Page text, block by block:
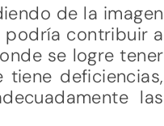
de la imagen
podría contribuir a
se logre tener
deficiencias,
las